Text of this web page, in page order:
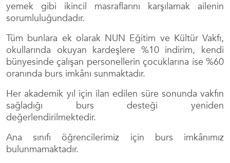
yemek gibi ikincil masraflarını karşılamak ailenin
sorumluluğundadır.
Tüm bunlara ek olarak NUN Eğitim ve Kültür Vakfı,
okullarında okuyan kardeşlere %10 indirim, kendi
bünyesinde çalışan personellerin çocuklarına ise %60
oranında burs imkânı sunmaktadır.
Her akademik yıl için ilan edilen süre sonunda vakfın
sağladığı burs desteği yeniden
değerlendirilmektedir.
Ana sınıfı öğrencilerimiz için burs imkânımız
bulunmamaktadır.